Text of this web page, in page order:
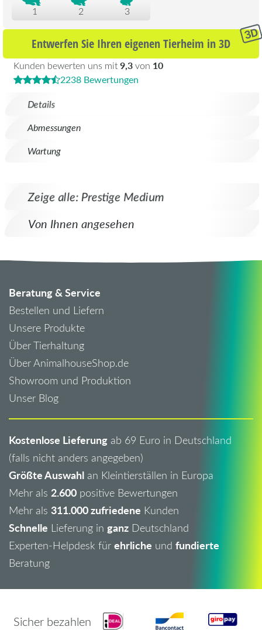
Details
Abmessungen
Wartung
1 2 3
Entwerfen Sie Ihren eigenen Tierheim in 3D
Kunden bewerten uns mit9,3von 10
2238 Bewertungen
Zeige alle: Prestige Medium
Von Ihnen angesehen
Beratung & Service
Bestellen und Liefern
Unsere Produkte
Über Tierhaltung
Über AnimalhouseShop.de
Showroom und Produktion
Unser Blog
Kostenlose Lieferung ab 69 Euro in Deutschland
(falls nicht anders angegeben)
Größte Auswahl an Kleintierställen in Europa
Mehr als 2.600 positive Bewertungen
Mehr als 311.000 zufriedene Kunden
Schnelle Lieferung in ganz Deutschland
Experten-Helpdesk für ehrliche und fundierte
Beratung
Sicher bezahlen